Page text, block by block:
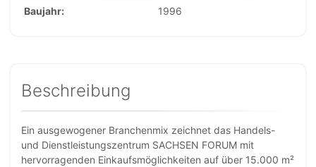
Baujahr 1996
Beschreibung
Ein ausgewogener Branchenmix zeichnet das Handels-
und Dienstleistungszentrum SACHSEN FORUM mit
hervorragenden Einkaufsmöglichkeiten auf über 15.000 m²